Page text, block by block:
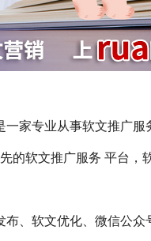
一家专业从事软文推广
的软文推广服务 平台
、软文优化、微信公